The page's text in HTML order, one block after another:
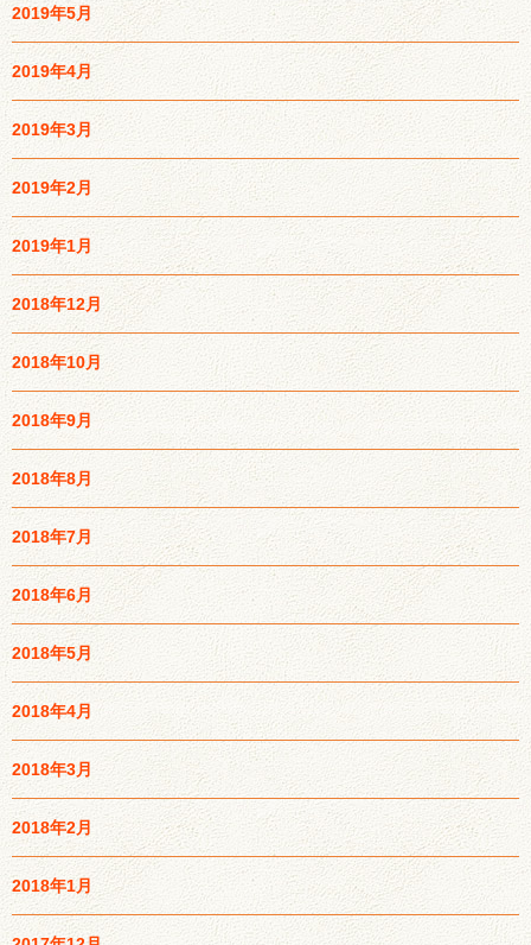
2019年5月
2019年4月
2019年3月
2019年2月
2019年1月
2018年12月
2018年10月
2018年9月
2018年8月
2018年7月
2018年6月
2018年5月
2018年4月
2018年3月
2018年2月
2018年1月